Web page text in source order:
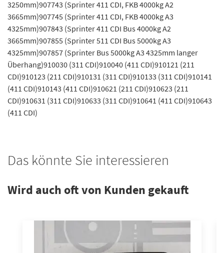
3250mm)907743 (Sprinter 411 CDI, FKB 4000kg A2
3665mm)907745 (Sprinter 411 CDI, FKB 4000kg A3
4325mm)907843 (Sprinter 411 CDI Bus 4000kg A2
3665mm)907855 (Sprinter 511 CDI Bus 5000kg A3
4325mm)907857 (Sprinter Bus 5000kg A3 4325mm langer
Überhang)910030 (311 CDI)910040 (411 CDI)910121 (211
CDI)910123 (211 CDI)910131 (311 CDI)910133 (311 CDI)910141
(411 CDI)910143 (411 CDI)910621 (211 CDI)910623 (211
CDI)910631 (311 CDI)910633 (311 CDI)910641 (411 CDI)910643
(411 CDI)
Das könnte Sie interessieren
Wird auch oft von Kunden gekauft